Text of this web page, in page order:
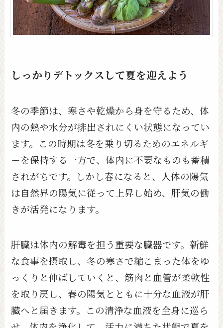
しっかりデトックスして夏を迎えよう
冬の季節は、寒さや乾燥から身を守るため、体
内の熱や水分が排出されにくい状態になってい
ます。この時期は冬を乗り切るためのエネルギ
ーを保持する一方で、体内に不要なものも蓄積
されがちです。しかし春になると、人体の陽気
は自然界の陽気に従って上昇し始め、肝気の働
きが活発になります。
肝臓は体内の解毒を担う重要な臓器です。新鮮
な食事を摂取し、冬の寒さで縮こまった体をゆ
っくりと伸ばしていくと、筋肉と血管が柔軟性
を取り戻し、春の陽気とともに十分な血液が肝
臓へと届きます。この清浄な血液を全身に巡ら